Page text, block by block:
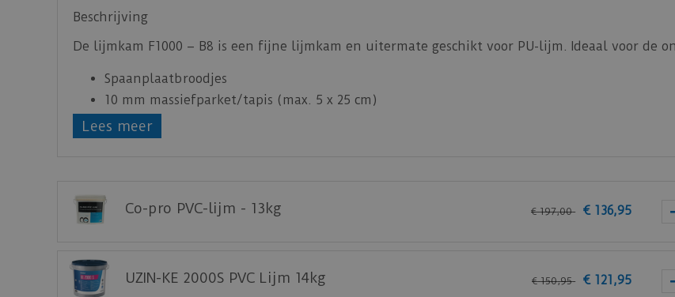
Beschrijving
De lijmkam F1000 – B8 is een fijne lijmkam en uitermate geschikt voor PU-lijm. Ideaal voor de
Spaanplaatbroodjes
10 mm massiefparket/tapis (max. 5 x 25 cm)
22 mm stroken parket
2-laags kant-en-klaar parket
Lees meer
Co-pro PVC-lijm - 13kg € 197,00 € 136,95
UZIN-KE 2000S PVC Lijm 14kg € 150,95 € 121,95